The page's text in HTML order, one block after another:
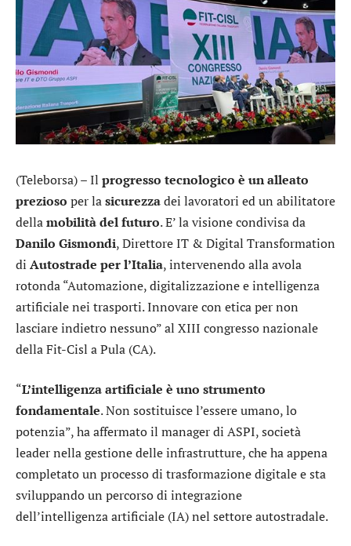
(Teleborsa) – Il progresso tecnologico è un alleato
prezioso per lasicurezzadei lavoratori ed un abilitatore
dellamobilità del futuro. E’ la visione condivisa da
Danilo Gismondi, Direttore IT & Digital Transformation
di Autostrade per l’Italia, intervenendo alla avola
rotonda “Automazione, digitalizzazione e intelligenza
artificiale nei trasporti. Innovare con etica per non
lasciare indietro nessuno” al XIII congresso nazionale
della Fit-Cisl a Pula (CA).
“L’intelligenza artificiale è uno strumento
fondamentale. Non sostituisce l’essere umano, lo
potenzia”, ha affermato il manager di ASPI, società
leader nella gestione delle infrastrutture, che ha appena
completato un processo di trasformazione digitale e sta
sviluppando un percorso di integrazione
dell’intelligenza artificiale (IA) nel settore autostradale.